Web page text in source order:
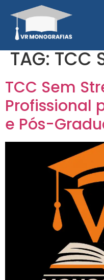
TAG:TCC
TCC Sem
Profissional
e Pós-